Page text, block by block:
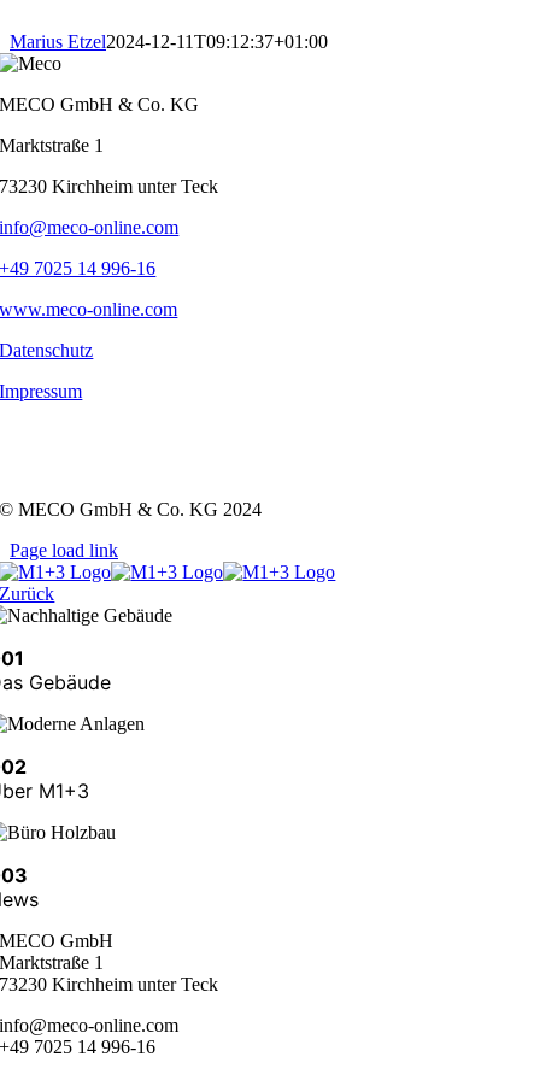
to
content
Marius Etzel2024-12-11T09:12:37+01:00
MECO GmbH & Co. KG
Marktstraße 1
73230 Kirchheim unter Teck
info@meco-online.com
+49 7025 14 996-16
www.meco-online.com
Datenschutz
Impressum
© MECO GmbH & Co. KG 2024
Page load link
Zurück
Gebäude
M1+3
MECO GmbH
Marktstraße 1
73230 Kirchheim unter Teck
info@meco-online.com
+49 7025 14 996-16